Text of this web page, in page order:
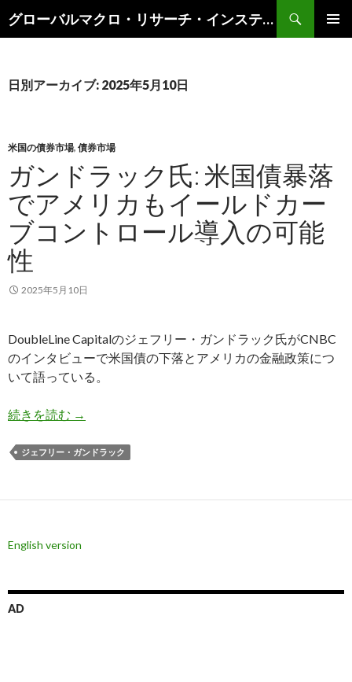
グローバルマクロ・リサーチ・インスティテュート
索
ン
キ
プ
日別アーカイブ: 2025年5月10日
米国の債券市場, 債券市場
ガンドラック氏: 米国債暴落
でアメリカもイールドカー
ブコントロール導入の可能
性
2025年5月10日
DoubleLine Capitalのジェフリー・ガンドラック氏がCNBC
のインタビューで米国債の下落とアメリカの金融政策につ
いて語っている。
続きを読む ガンドラック氏: 米国債暴落でアメリカもイール
→
ジェフリー・ガンドラック
English version
AD